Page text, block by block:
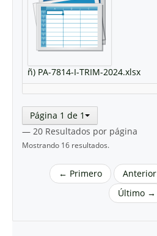
ñ) PA-7814-I-TRIM-2024.xlsx
Página 1 de 1
— 20 Resultados por página
Mostrando 16 resultados.
← Primero Anterior
Último →